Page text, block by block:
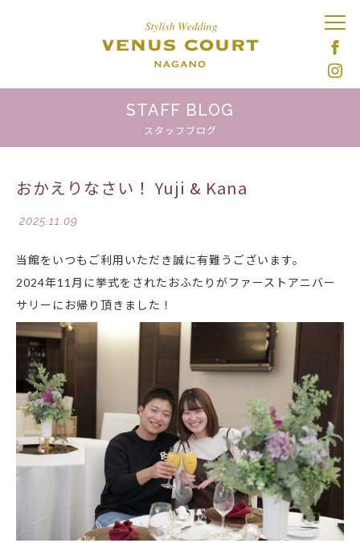
STAFF BLOG
スタッフブログ
おかえりなさい！ Yuji & Kana
2025.11.09
当館をいつもご利用いただき誠に有難うございます。
2024年11月に挙式をされたおふたりがファーストアニバー
サリーにお帰り頂きました！